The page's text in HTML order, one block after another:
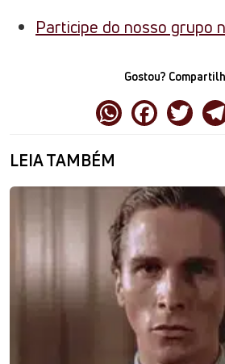
Participe do nosso grupo
Gostou?
LEIA TAMBÉM